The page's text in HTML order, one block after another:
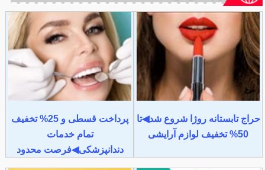
حراج تابستانه روژا شروع شد◀تا
50% تخفیف لوازم آرایشی
پرداخت قسطی و 25% تخفیف
تمام خدمات
دندانپزشکی◀فرصت محدود